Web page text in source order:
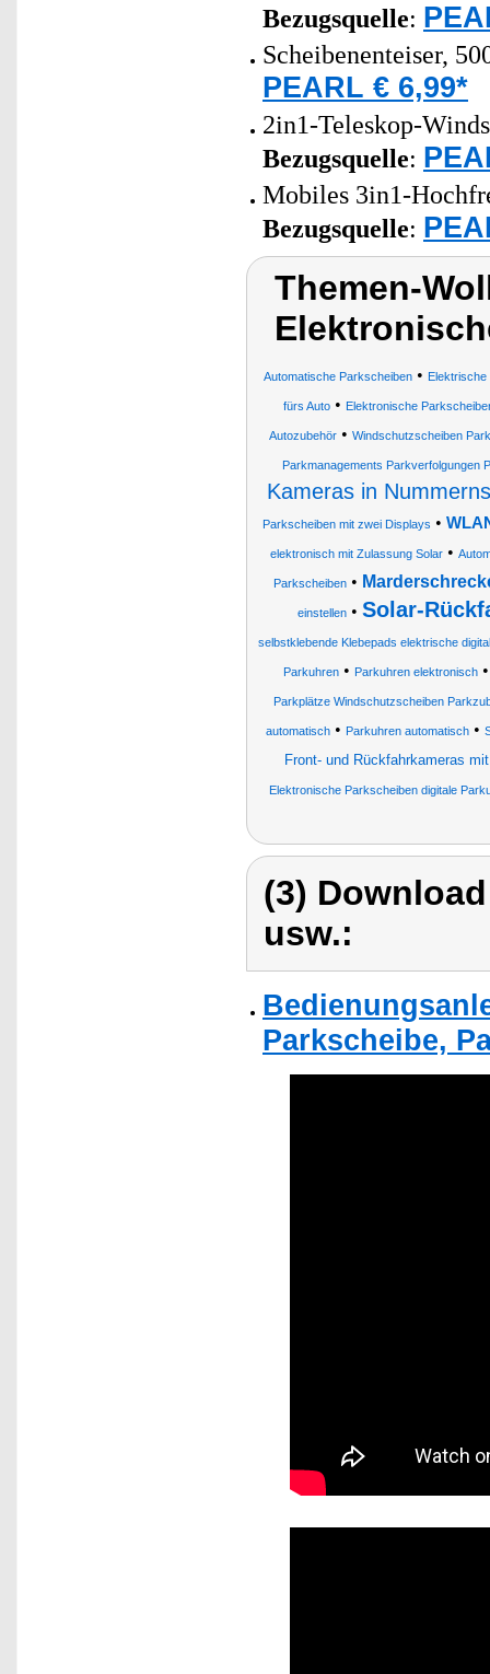
Bezugsquelle:
Scheibenenteiser,
PEARL € 6,99*
2in1-Teleskop-
Bezugsquelle:
Mobiles 3in1-
Bezugsquelle:
Themen-
Automatische Parkscheiben • Elektrische
fürs Auto • Elektronische
Autozubehör • Windschutzscheiben
Parkmanagements Parkverfolgungen
Kameras in
Parkscheiben mit zwei Displays •
elektronisch mit Zulassung Solar •
Parkscheiben•
einstellen• Solar-
selbstklebende Klebepads elektrische
Parkuhren• Parkuhren elektronisch
Parkplätze Windschutzscheiben
automatisch • Parkuhren automatisch •
Front- und Rückfahrkameras
Elektronische Parkscheiben digitale
(3)
usw.:
Parkscheibe,